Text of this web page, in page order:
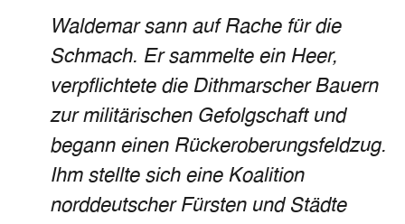
Waldemar sann auf Rache für die
Schmach. Er sammelte ein Heer,
verpflichtete die Dithmarscher Bauern
zur militärischen Gefolgschaft und
begann einen Rückeroberungsfeldzug.
Ihm stellte sich eine Koalition
norddeutscher Fürsten und Städte